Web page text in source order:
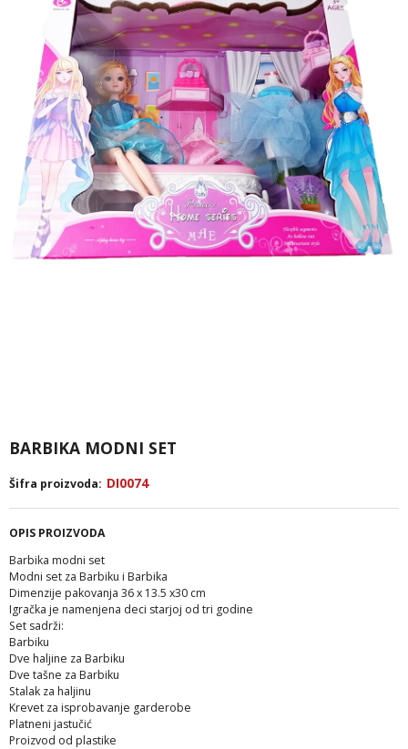
BARBIKA MODNI SET
Šifra proizvoda: DI0074
OPIS PROIZVODA
Barbika modni set
Modni set za Barbiku i Barbika
Dimenzije pakovanja 36 x 13.5 x30 cm
Igračka je namenjena deci starjoj od tri godine
Set sadrži:
Barbiku
Dve haljine za Barbiku
Dve tašne za Barbiku
Stalak za haljinu
Krevet za isprobavanje garderobe
Platneni jastučić
Proizvod od plastike